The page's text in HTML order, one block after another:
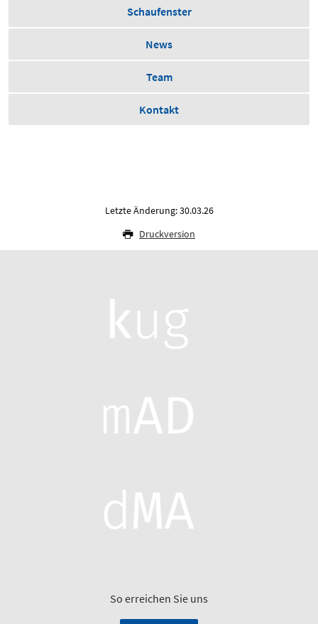
Schaufenster
News
Team
Kontakt
Letzte Änderung: 30.03.26
Druckversion
So erreichen Sie uns